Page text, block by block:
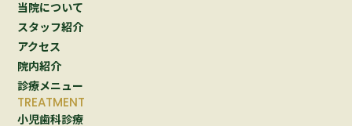
当院について
スタッフ紹介
アクセス
院内紹介
診療メニュー
TREATMENT
小児歯科診療